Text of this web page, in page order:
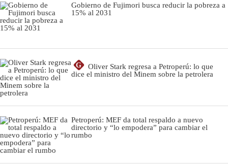
Gobierno de Fujimori busca reducir la pobreza a
15% al 2031
G
Oliver Stark regresa a Petroperú: lo que
dice el ministro del Minem sobre la petrolera
Petroperú: MEF da total respaldo a nuevo
directorio y “lo empodera” para cambiar el
rumbo